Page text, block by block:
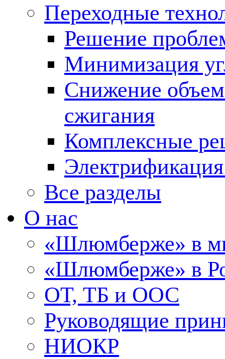
Переходные
Решение
Минимизация
Снижение
сжигания
Комплексные
Все разделы
О нас
«Шлюмберже» в
«Шлюмберже» в
ОТ, ТБ и ООС
Руководящие
НИОКР